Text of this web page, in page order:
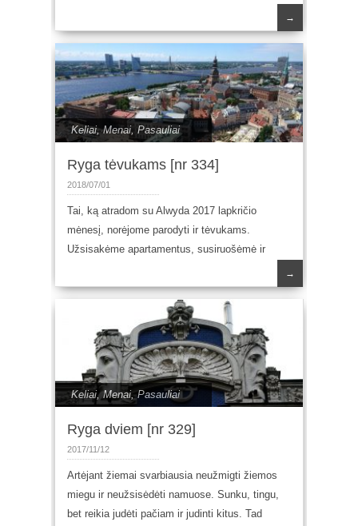
→
Keliai,Menai, Pasauliai
Ryga tėvukams [nr 334]
2018/07/01
Tai, ką atradom su Alwyda 2017 lapkričio
mėnesį, norėjome parodyti ir tėvukams.
Užsisakėme apartamentus, susiruošėmė ir
→
Keliai,Menai,Pasauliai
Ryga dviem [nr 329]
2017/11/12
Artėjant žiemai svarbiausia neužmigti žiemos
miegu ir neužsisėdėti namuose. Sunku, tingu,
bet reikia judėti pačiam ir judinti kitus. Tad